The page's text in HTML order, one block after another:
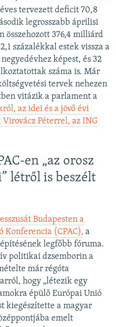
tervezett deficit 70,8
legrosszabb áprilisi
összehozott 376,4 milliárd
százalékkal estek vissza a
képest, és 32
száma is. Már
tervek nehezen
vitázik a parlament a
az idei és a jövő évi
Péterrel, az ING
en „az orosz
létről is beszélt
Budapesten a
(CPAC), a
legfőbb fóruma.
politikai dzsemborin a
már régóta
hogy „létezik egy
épülő Európai Unió
kiegészítette a magyar
emelt